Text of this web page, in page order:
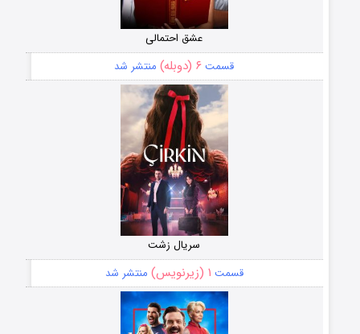
عشق احتمالی
قسمت ۶ (دوبله) منتشر شد
سریال زشت
قسمت ۱ (زیرنویس) منتشر شد